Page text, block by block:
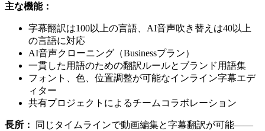
主な機能：
字幕翻訳は100以上の言語、AI音声吹き替えは40以上
の言語に対応
AI音声クローニング（Businessプラン）
一貫した用語のための翻訳ルールとブランド用語集
フォント、色、位置調整が可能なインライン字幕エデ
ィター
共有プロジェクトによるチームコラボレーション
長所：
同じタイムラインで動画編集と字幕翻訳が可能——